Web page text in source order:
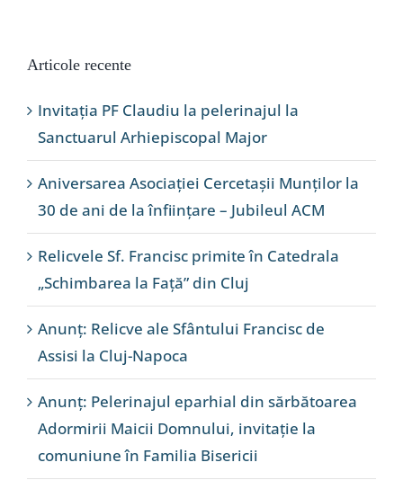
Articole recente
Invitația PF Claudiu la pelerinajul la
Sanctuarul Arhiepiscopal Major
Aniversarea Asociației Cercetașii Munților la
30 de ani de la înființare – Jubileul ACM
Relicvele Sf. Francisc primite în Catedrala
„Schimbarea la Față” din Cluj
Anunț: Relicve ale Sfântului Francisc de
Assisi la Cluj-Napoca
Anunț: Pelerinajul eparhial din sărbătoarea
Adormirii Maicii Domnului, invitație la
comuniune în Familia Bisericii